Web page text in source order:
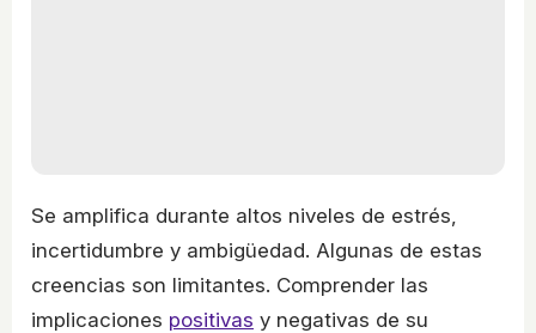
Se amplifica durante altos niveles de estrés,
incertidumbre y ambigüedad. Algunas de estas
creencias son limitantes. Comprender las
implicaciones positivas y negativas de su